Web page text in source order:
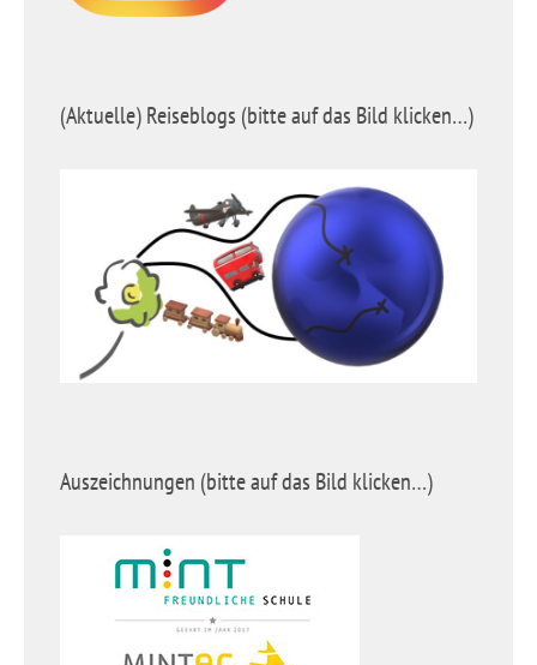
(Aktuelle) Reiseblogs (bitte auf das Bild klicken…)
Auszeichnungen (bitte auf das Bild klicken…)